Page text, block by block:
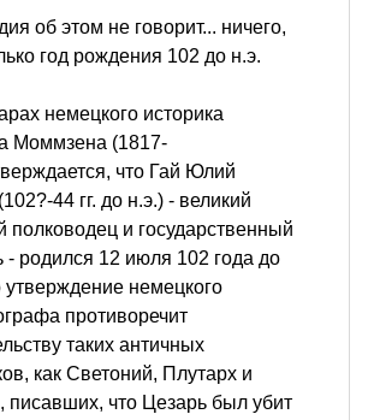
об этом не говорит... ничего,
год рождения 102 до н.э.
немецкого историка
Моммзена (1817-
что Гай Юлий
44 гг. до н.э.) - великий
полководец и государственный
- родился 12 июля 102 года до
утверждение немецкого
противоречит
таких античных
как Светоний, Плутарх и
писавших, что Цезарь был убит